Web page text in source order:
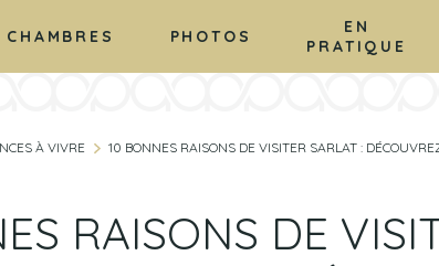
CHAMBRES PHOTOS
EN
PRATIQUE
À VIVRE 10 BONNES RAISONS DE VISITER SARLAT :
RAISONS DE